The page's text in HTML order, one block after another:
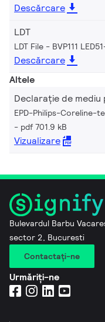
Descărcare
LDT
LDT File - BVP111
Descărcare
Altele
Declarație de
EPD-Philips-Coreline-
pdf 701.9 kB
Vizualizare
Bulevardul Barbu
sector 2, Bucuresti
Contactaţi-ne
Urmăriți-ne